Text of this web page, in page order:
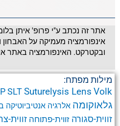
אתר זה נכתב ע"י פרופ' איתן
אינפורמציה מעמיקה על האבחון
ובקטרקט. האינפורמציה באתר
מילות מפתח:
SLTSuturelysis Lens Volk
גלאוקומה אלרגיה אנטיביוטיקה
זווית-סגורה זווית-פתוחה זווית-